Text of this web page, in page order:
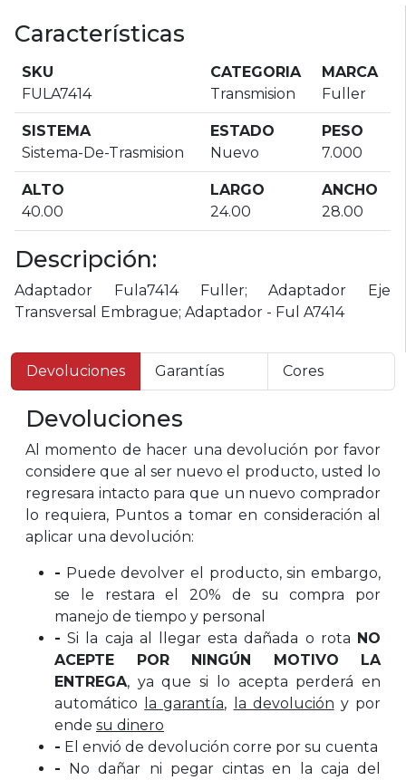
Características
SKU
FULA7414
CATEGORIA
Transmision
MARCA
Fuller
SISTEMA
Sistema-De-Trasmision
ESTADO
Nuevo
PESO
7.000
ALTO
40.00
LARGO
24.00
ANCHO
28.00
Descripción:
Adaptador Fula7414 Fuller; Adaptador Eje
Transversal Embrague; Adaptador - Ful A7414
Devoluciones Garantías Cores
Devoluciones
Al momento de hacer una devolución por favor
considere que al ser nuevo el producto, usted lo
regresara intacto para que un nuevo comprador
lo requiera, Puntos a tomar en consideración al
aplicar una devolución:
- Puede devolver el producto, sin embargo,
se le restara el 20% de su compra por
manejo de tiempo y personal
- Si la caja al llegar esta dañada o rota NO
ACEPTE POR NINGÚN MOTIVO LA
ENTREGA, ya que si lo acepta perderá en
automático
la garantía, la devolución y por
ende su dinero
- El envió de devolución corre por su cuenta
- No dañar ni pegar cintas en la caja del